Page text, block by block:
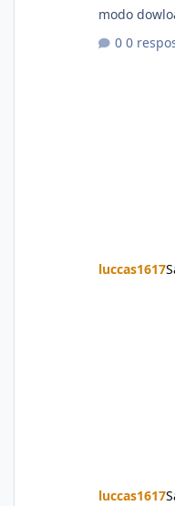
modo
0
luccas1617
luccas1617